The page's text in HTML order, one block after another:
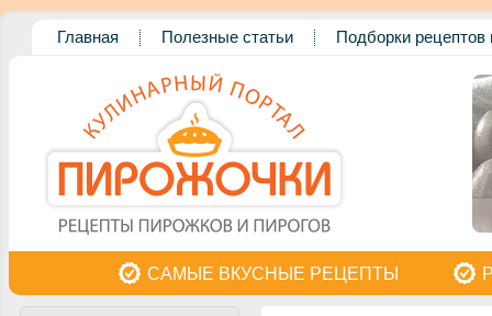
Главная Полезные статьи Подборки рецептов
САМЫЕ ВКУСНЫЕ РЕЦЕПТЫ